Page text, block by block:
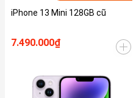
iPhone 13 Mini 128GB cũ
7.490.000₫